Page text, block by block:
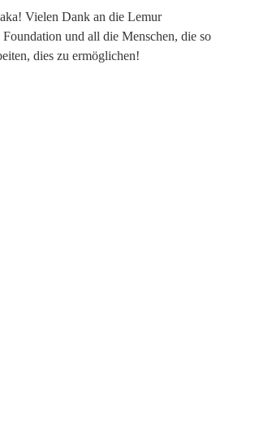
Vielen Dank an die Lemur
und all die Menschen, die so
dies zu ermöglichen!